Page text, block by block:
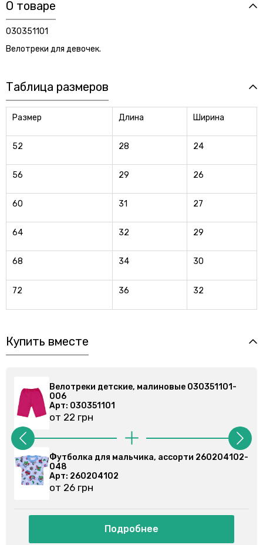
О товаре
030351101
Велотреки для девочек.
Таблица размеров
Размер Длина Ширина
52 28 24
56 29 26
60 31 27
64 32 29
68 34 30
72 36 32
Купить вместе
Велотреки детские, малиновые 030351101-
006
Арт: 030351101
от 22 грн
Футболка для мальчика, ассорти 260204102-
048
Арт: 260204102
от 26 грн
Подробнее